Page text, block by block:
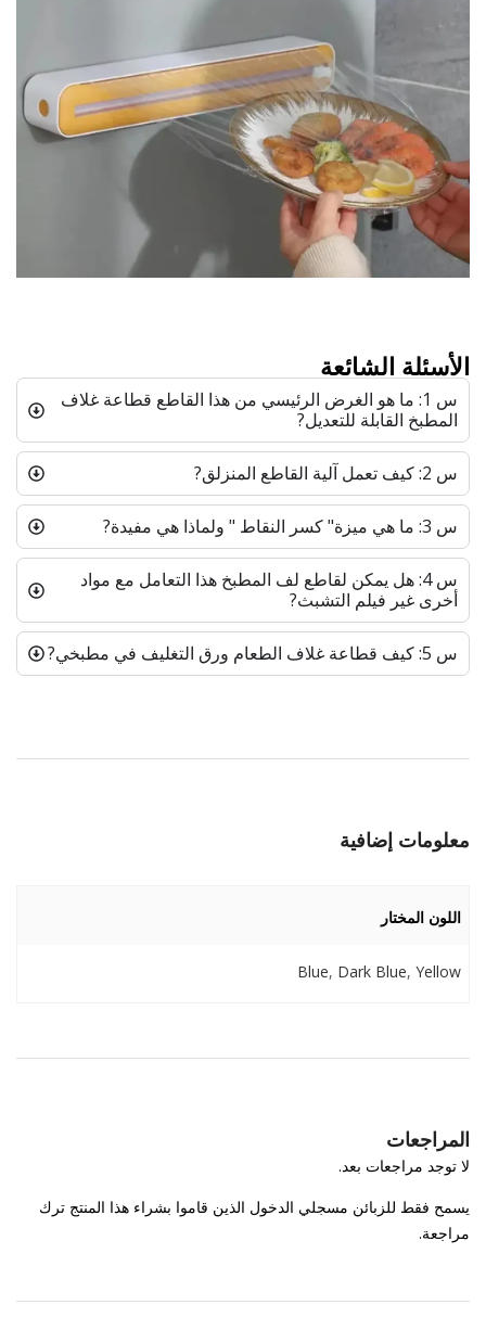
الأسئلة الشائعة
س 1: ما هو الغرض الرئيسي من هذا القاطع قطاعة غلاف
المطبخ القابلة للتعديل?
س 2: كيف تعمل آلية القاطع المنزلق?
س 3: ما هي ميزة" كسر النقاط " ولماذا هي مفيدة?
س 4: هل يمكن لقاطع لف المطبخ هذا التعامل مع مواد
أخرى غير فيلم التشبث?
س 5: كيف قطاعة غلاف الطعام ورق التغليف في مطبخي?
معلومات إضافية
اللون المختار
Blue, Dark Blue, Yellow
المراجعات
لا توجد مراجعات بعد.
يسمح فقط للزبائن مسجلي الدخول الذين قاموا بشراء هذا المنتج ترك
مراجعة.